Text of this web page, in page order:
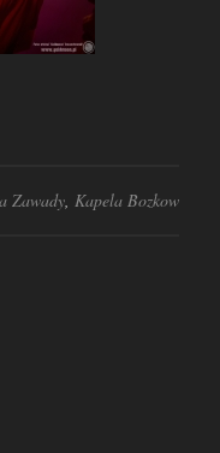
Zawady, Kapela Bozkow